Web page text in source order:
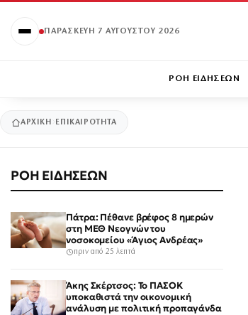
ΠΑΡΑΣΚΕΥΉ 7 ΑΥΓΟΎΣΤΟΥ 2026
ΡΟΗ ΕΙΔΗΣΕΩΝ
ΑΡΧΙΚΉ ΕΠΙΚΑΙΡΟΤΗΤΑ
ΡΟΗ ΕΙΔΗΣΕΩΝ
Πάτρα: Πέθανε βρέφος 8 ημερών
στη ΜΕΘ Νεογνών του
νοσοκομείου «Άγιος Ανδρέας»
πριν από 25 λεπτά
Άκης Σκέρτσος: Το ΠΑΣΟΚ
υποκαθιστά την οικονομική
ανάλυση με πολιτική προπαγάνδα